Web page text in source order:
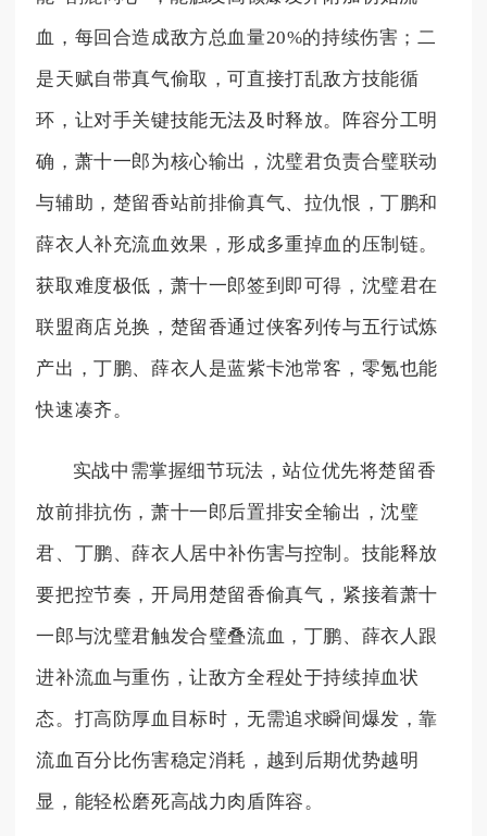
血，每回合造成敌方总血量20%的持续伤害；二
是天赋自带真气偷取，可直接打乱敌方技能循
环，让对手关键技能无法及时释放。阵容分工明
确，萧十一郎为核心输出，沈璧君负责合璧联动
与辅助，楚留香站前排偷真气、拉仇恨，丁鹏和
薛衣人补充流血效果，形成多重掉血的压制链。
获取难度极低，萧十一郎签到即可得，沈璧君在
联盟商店兑换，楚留香通过侠客列传与五行试炼
产出，丁鹏、薛衣人是蓝紫卡池常客，零氪也能
快速凑齐。
实战中需掌握细节玩法，站位优先将楚留香
放前排抗伤，萧十一郎后置排安全输出，沈璧
君、丁鹏、薛衣人居中补伤害与控制。技能释放
要把控节奏，开局用楚留香偷真气，紧接着萧十
一郎与沈璧君触发合璧叠流血，丁鹏、薛衣人跟
进补流血与重伤，让敌方全程处于持续掉血状
态。打高防厚血目标时，无需追求瞬间爆发，靠
流血百分比伤害稳定消耗，越到后期优势越明
显，能轻松磨死高战力肉盾阵容。